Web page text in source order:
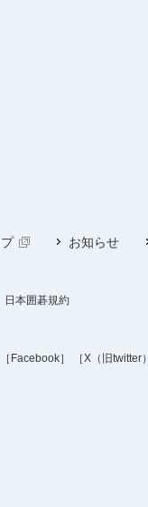
お知らせ
日本囲碁規約
［Facebook］ ［X（旧twitter